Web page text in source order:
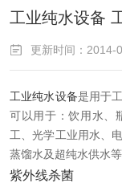
工业纯水设备
更新时间：2014-
工业纯水设备是用于
可以用于：饮用水、
工、光学工业用水、
蒸馏水及超纯水供水等
紫外线杀菌